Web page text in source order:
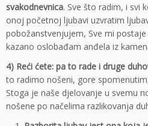
svakodnevnica. Sve što radim, i svi
onoj početnoj ljubavi uzvratim
pobožanstvenjujem, Sve mi
kazano oslobađam anđela iz
4) Reći ćete: pa to rade i druge
to radimo nošeni, gore
Stoga je naše djelovanje u svemu
nošene po načelima razlikovanja